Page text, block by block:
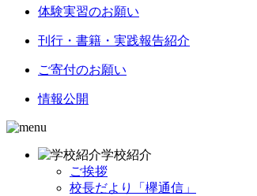
体験実習のお願い
刊行・書籍・実践報告紹介
ご寄付のお願い
情報公開
学校紹介
ご挨拶
校長だより「欅通信」